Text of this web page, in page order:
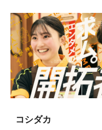
コシダカ